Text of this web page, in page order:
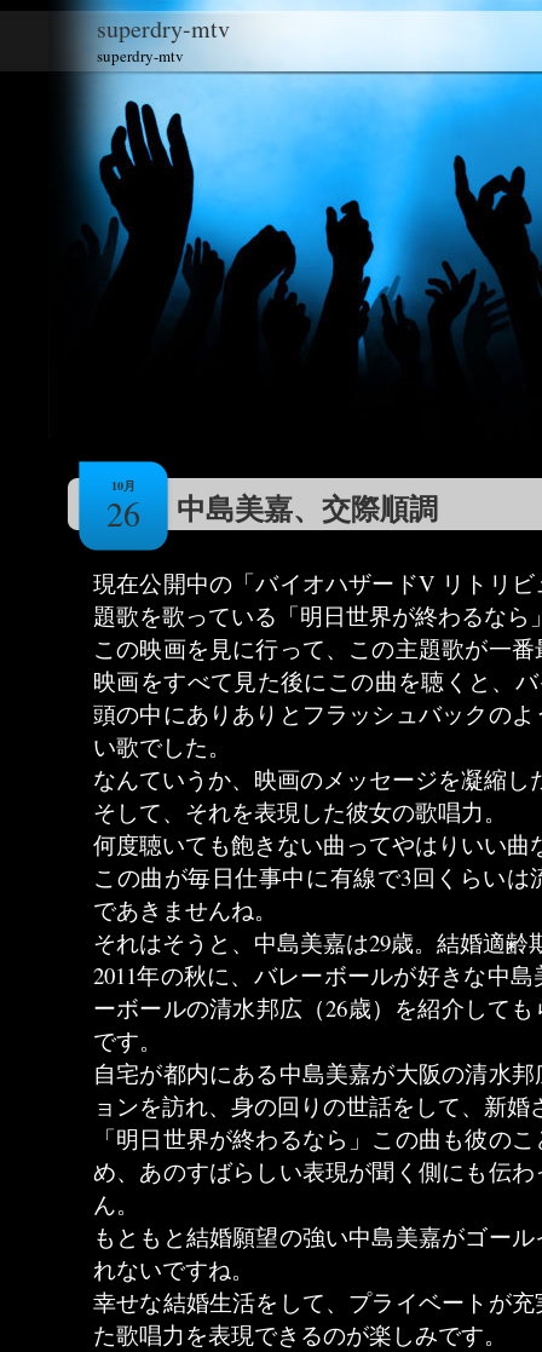
superdry-mtv
superdry-mtv
10月
26 中島美嘉、交際順調
現在公開中の「バイオハザードV リトリ
題歌を歌っている「明日世界が終わるなら
この映画を見に行って、この主題歌が一
映画をすべて見た後にこの曲を聴くと、
頭の中にありありとフラッシュバックの
い歌でした。
なんていうか、映画のメッセージを凝縮し
そして、それを表現した彼女の歌唱力。
何度聴いても飽きない曲ってやはりいい曲
この曲が毎日仕事中に有線で3回くらい
であきませんね。
それはそうと、中島美嘉は29歳。結婚適齢
2011年の秋に、バレーボールが好きな中
ーボールの清水邦広（26歳）を紹介して
です。
自宅が都内にある中島美嘉が大阪の清水
ョンを訪れ、身の回りの世話をして、新
「明日世界が終わるなら」この曲も彼の
め、あのすばらしい表現が聞く側にも伝
ん。
もともと結婚願望の強い中島美嘉がゴー
れないですね。
幸せな結婚生活をして、プライベートが
た歌唱力を表現できるのが楽しみです。